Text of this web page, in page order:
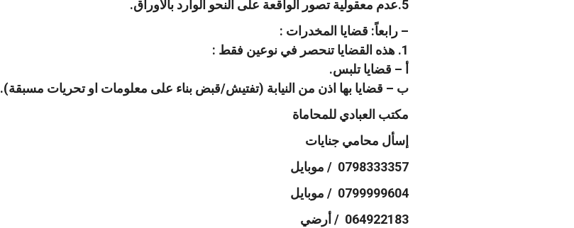
5.عدم معقولية تصور الواقعة على النحو الوارد بالاوراق.
– رابعاً: قضايا المخدرات :
1. هذه القضايا تنحصر في نوعين فقط :
أ – قضايا تلبس.
ب – قضايا بها اذن من النيابة (تفتيش/قبض بناء على معلومات او تحريات مسبقة).
مكتب العبادي للمحاماة
إسأل محامي جنايات
0798333357 / موبايل
0799999604 / موبايل
064922183 / أرضي